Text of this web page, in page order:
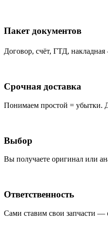
Пакет документов
Договор, счёт, ГТД,
Срочная доставка
Понимаем простой = убытки.
Выбор
Вы получаете оригинал или
Ответственность
Сами ставим свои запчасти —